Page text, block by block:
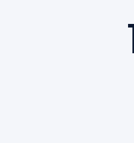
Текстовые